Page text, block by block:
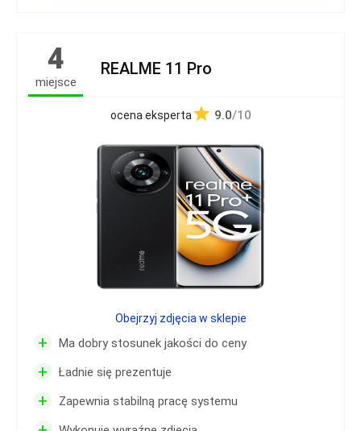
4
miejsce
REALME 11 Pro
ocena eksperta 9.0/10
+ Ma dobry stosunek jakości do ceny
+ Ładnie się prezentuje
+ Zapewnia stabilną pracę systemu
Obejrzyj zdjęcia w sklepie